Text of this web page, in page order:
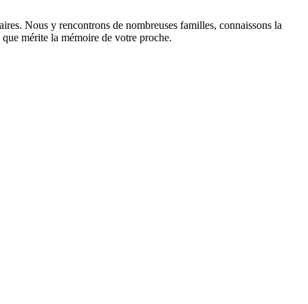
Nous y rencontrons de nombreuses familles, connaissons la
mérite la mémoire de votre proche.